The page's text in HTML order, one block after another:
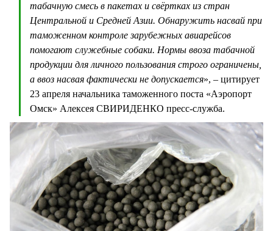
табачную смесь в пакетах и свёртках из стран
Центральной и Средней Азии. Обнаружить насвай при
таможенном контроле зарубежных авиарейсов
помогают служебные собаки. Нормы ввоза табачной
продукции для личного пользования строго ограничены,
а ввоз насвая фактически не допускается», – цитирует
23 апреля начальника таможенного поста «Аэропорт
Омск» Алексея СВИРИДЕНКО пресс-служба.